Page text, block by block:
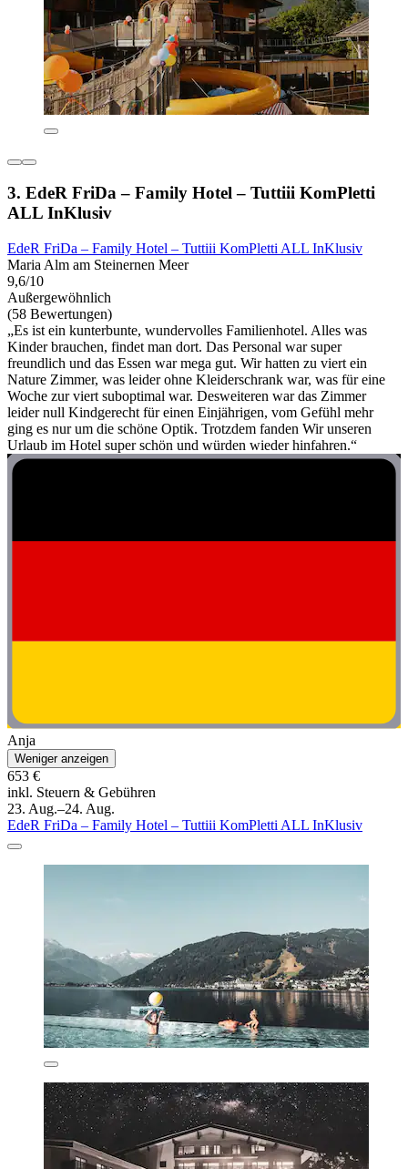
3. EdeR FriDa – Family Hotel – Tuttiii KomPletti
ALL InKlusiv
EdeR FriDa – Family Hotel – Tuttiii KomPletti ALL InKlusiv
Maria Alm am Steinernen Meer
9,6/10
Außergewöhnlich
(58 Bewertungen)
„Es ist ein kunterbunte, wundervolles Familienhotel. Alles was
Kinder brauchen, findet man dort. Das Personal war super
freundlich und das Essen war mega gut. Wir hatten zu viert ein
Nature Zimmer, was leider ohne Kleiderschrank war, was für eine
Woche zur viert suboptimal war. Desweiteren war das Zimmer
leider null Kindgerecht für einen Einjährigen, vom Gefühl mehr
ging es nur um die schöne Optik. Trotzdem fanden Wir unseren
Urlaub im Hotel super schön und würden wieder hinfahren.“
Anja
Weniger anzeigen
653 €
inkl. Steuern & Gebühren
23. Aug.–24. Aug.
EdeR FriDa – Family Hotel – Tuttiii KomPletti ALL InKlusiv